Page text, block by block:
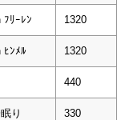
ﾌﾘｰﾚﾝ 1320
ﾋﾝﾒﾙ 1320
440
り 330